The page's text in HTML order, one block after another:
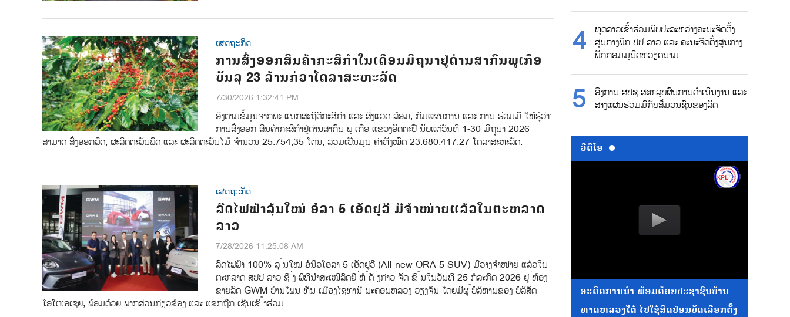
ເສດຖະກິດ
ການສົ່ງອອກສິນຄ້າກະສິກຳໃນເດືອນມິຖຸນາຢູ່ດ່ານສາກົນພູເກືອ
ບັນລຸ 23 ລ້ານກ່ວາໂດລາສະຫະລັດ
7/30/2026 1:32:41 PM
ອີງຕາມຂໍ້ມູນຈາກພະ ແນກສະຖິຕິກະສິກຳ ແລະ ສິ່ງແວດ ລ້ອມ, ກົມແຜນການ ແລະ ການ ຮ່ວມມື ໃຫ້ຮູ້ວ່າ:
ການສົ່ງອອກ ສິນຄ້າກະສິກໍາຢູ່ດ່ານສາກົນ ພູ ເກືອ ແຂວງອັດຕະປື ນັບແຕ່ວັນທີ 1-30 ມິຖຸນາ 2026
ສາມາດ ສົ່ງອອກພືດ, ຜະລິດຕະພັນພືດ ແລະ ຜະລິດຕະພັນໄມ້ ຈໍານວນ 25.754,35 ໂຕນ, ລວມເປັນມູນ ຄ່າທັງໝົດ 23.680.417,27 ໂດລາສະຫະລັດ.
ເສດຖະກິດ
ລົດໄຟຟ້າລຸ້ນໃໝ່ ອໍລາ 5 ເອັດຢູວີ ມີຈຳໜ່າຍແລ້ວໃນຕະຫລາດ
ລາວ
7/28/2026 11:25:08 AM
ລົດໄຟຟ້າ 100% ລຸ ້ນໃໝ່ ອໍນິວໂອລາ 5 ເອັດຢູວີ (All-new ORA 5 SUV) ມີວາງຈຳໜ່າຍ ແລ້ວໃນ
ຕະຫລາດ ສປປ ລາວ ຊຶ ່ງ ພິທີນຳສະເໜີລົດຍີ ່ຫໍ ້ດັ ່ງກ່າວ ຈັດ ຂຶ ້ນໃນວັນທີ 25 ກໍລະກົດ 2026 ຢູ ່ຫ້ອງ
ຂາຍລົດ GWM ບ້ານໂພນ ທັນ ເມືອງໄຊທານີ ນະຄອນຫລວງ ວຽງຈັນ ໂດຍມີຜູ ້ບໍລິຫານຂອງ ບໍລິສັດ
ໂອໂຕເອເຊຍ, ພ້ອມດ້ວຍ ພາກສ່ວນກ່ຽວຂ້ອງ ແລະ ແຂກຖືກ ເຊີນເຂົ ້າຮ່ວມ.
ທູດລາວເຂົ້າຮ່ວມພົບປະລະຫວ່າງຄະນະຈັດຕັ້ງ
ສູນກາງພັກ ປປ ລາວ ແລະ ຄະນະຈັດຕັ້ງສູນກາງ
ພັກກອມມູນິດຫວຽດນາມ
ອົງການ ສປຊ ສະຫລຸບຜົນການດຳເນີນງານ ແລະ
ສາງແຜນຮ່ວມມືກັບສື່ມວນຊົນຂອງລັດ
ວີດີໂອ
ອະດີດການນໍາ ພ້ອມດ້ວຍປະຊາຊົນບ້ານ
ທາດຫລວງໃຕ້ ໄປໃຊ້ສິດປ່ອນບັດເລືອກຕັ້ງ